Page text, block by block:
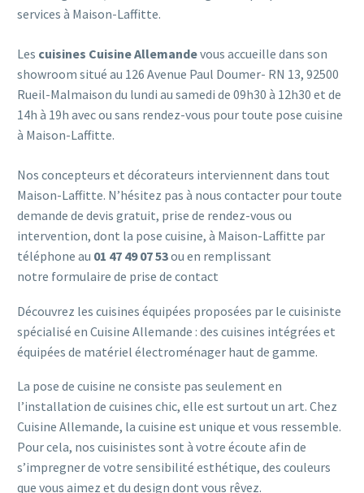
services à Maison-Laffitte.
Les cuisines Cuisine Allemandevous accueille dans son
showroom situé au 126 Avenue Paul Doumer- RN 13, 92500
Rueil-Malmaison du lundi au samedi de 09h30 à 12h30 et de
14h à 19h avec ou sans rendez-vous pour toute pose cuisine
à Maison-Laffitte.
Nos concepteurs et décorateurs interviennent dans tout
Maison-Laffitte. N’hésitez pas à nous contacter pour toute
demande de devis gratuit, prise de rendez-vous ou
intervention, dont la pose cuisine, à Maison-Laffitte par
téléphone au 01 47 49 07 53ou en remplissant
notre formulaire de prise de contact
Découvrez les cuisines équipées proposées par le cuisiniste
spécialisé en Cuisine Allemande : des cuisines intégrées et
équipées de matériel électroménager haut de gamme.
La pose de cuisine ne consiste pas seulement en
l’installation de cuisines chic, elle est surtout un art. Chez
Cuisine Allemande, la cuisine est unique et vous ressemble.
Pour cela, nos cuisinistes sont à votre écoute afin de
s’impregner de votre sensibilité esthétique, des couleurs
que vous aimez et du design dont vous rêvez.